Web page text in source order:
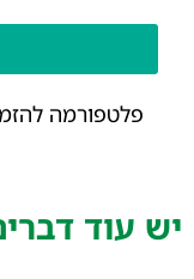
פלטפורמה
יש עוד